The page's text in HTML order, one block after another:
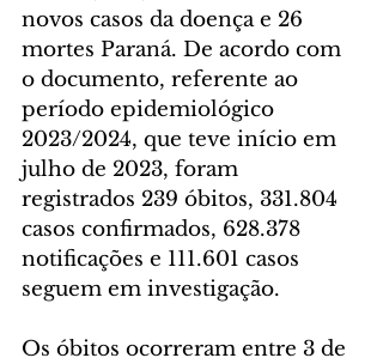
novos casos da doença e 26
mortes Paraná. De acordo com
o documento, referente ao
período epidemiológico
2023/2024, que teve início em
julho de 2023, foram
registrados 239 óbitos, 331.804
casos confirmados, 628.378
notificações e 111.601 casos
seguem em investigação.
Os óbitos ocorreram entre 3 de